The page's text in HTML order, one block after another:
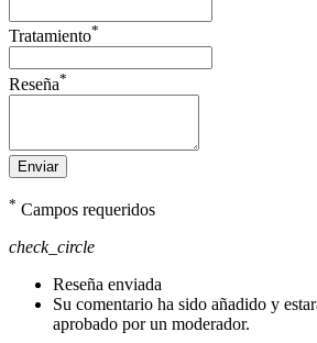
Tratamiento*
Reseña*
Enviar
* Campos requeridos
check_circle
Reseña enviada
Su comentario ha sido añadido y
aprobado por un moderador.